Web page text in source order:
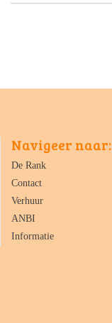
Navigeer naar:
De Rank
Contact
Verhuur
ANBI
Informatie